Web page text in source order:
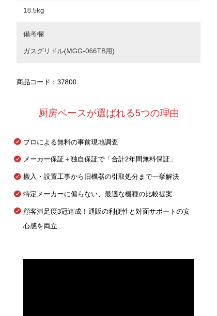
18.5kg
備考欄
ガスグリドル(MGG-066TB用)
商品コード：37800
厨房ベースが選ばれる5つの理由
プロによる無料の事前現地調査
メーカー保証＋独自保証で「合計2年間無料保証」
搬入・設置工事から旧機器の引取処分まで一挙解決
特定メーカーに偏らない、最適な機種の比較提案
顧客満足度3冠達成！通販の利便性と対面サポートの安
心感を両立